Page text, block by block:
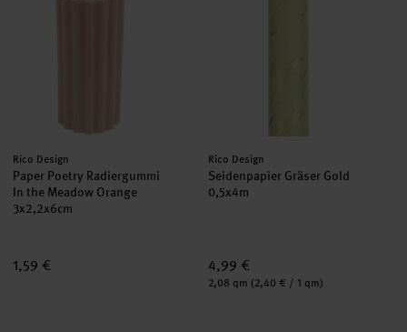
Hersteller:
Rico Design
Paper Poetry Radiergummi
In the Meadow Orange
3x2,2x6cm
1,59 €
Hersteller:
Rico Design
Seidenpapier Gräser Gold
0,5x4m
4,99 €
Inhalt:
2,08 qm (2,40 € / 1 qm)